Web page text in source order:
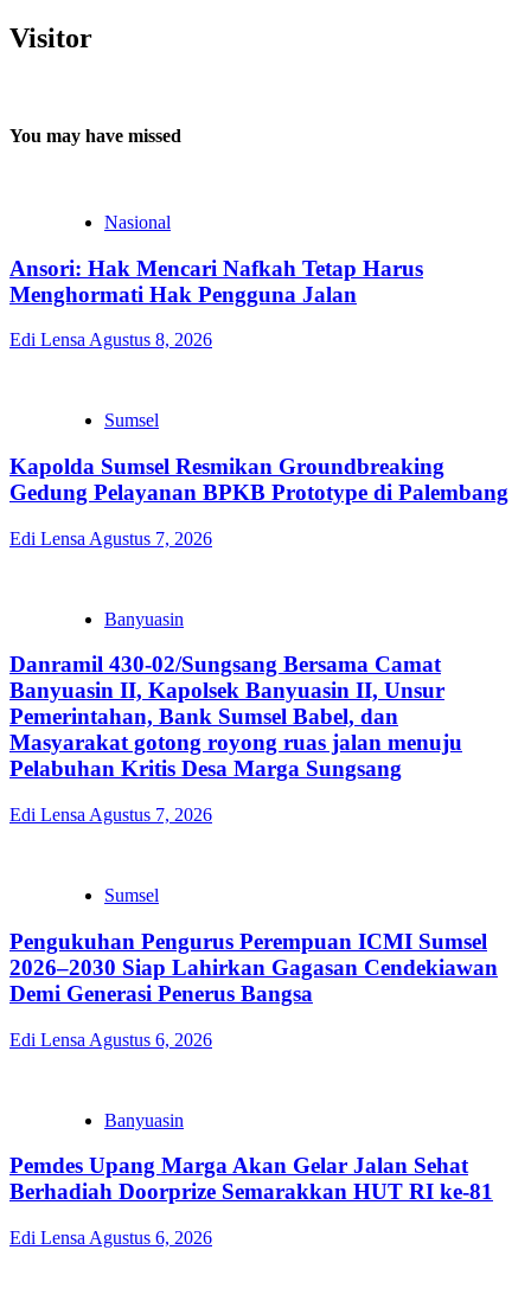
Visitor
You may have missed
Nasional
Ansori: Hak Mencari Nafkah Tetap Harus
Menghormati Hak Pengguna Jalan
Edi Lensa Agustus 8, 2026
Sumsel
Kapolda Sumsel Resmikan Groundbreaking
Gedung Pelayanan BPKB Prototype di Palembang
Edi Lensa Agustus 7, 2026
Banyuasin
Danramil 430-02/Sungsang Bersama Camat
Banyuasin II, Kapolsek Banyuasin II, Unsur
Pemerintahan, Bank Sumsel Babel, dan
Masyarakat gotong royong ruas jalan menuju
Pelabuhan Kritis Desa Marga Sungsang
Edi Lensa Agustus 7, 2026
Sumsel
Pengukuhan Pengurus Perempuan ICMI Sumsel
2026–2030 Siap Lahirkan Gagasan Cendekiawan
Demi Generasi Penerus Bangsa
Edi Lensa Agustus 6, 2026
Banyuasin
Pemdes Upang Marga Akan Gelar Jalan Sehat
Berhadiah Doorprize Semarakkan HUT RI ke-81
Edi Lensa Agustus 6, 2026